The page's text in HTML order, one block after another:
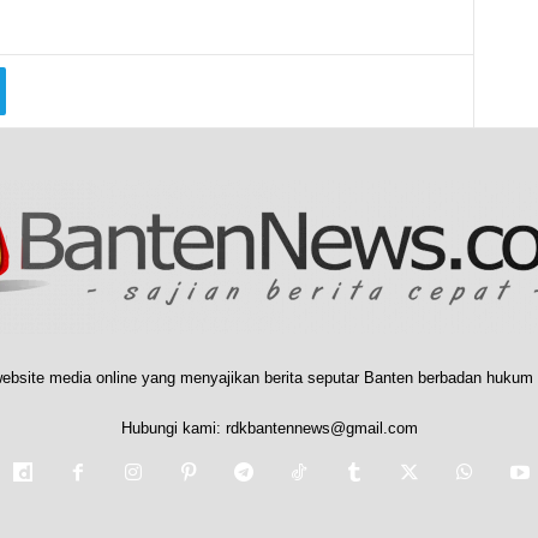
media online yang menyajikan berita seputar Banten berbadan
Hubungi kami: rdkbantennews@gmail.com